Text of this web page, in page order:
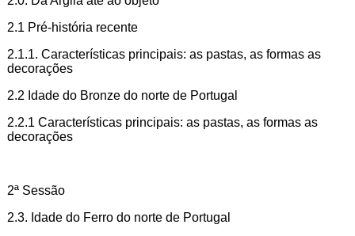
2.1 Pré-história recente
2.1.1. Características principais: as pastas, as formas as
decorações
2.2 Idade do Bronze do norte de Portugal
2.2.1 Características principais: as pastas, as formas as
decorações
2ª Sessão
2.3. Idade do Ferro do norte de Portugal